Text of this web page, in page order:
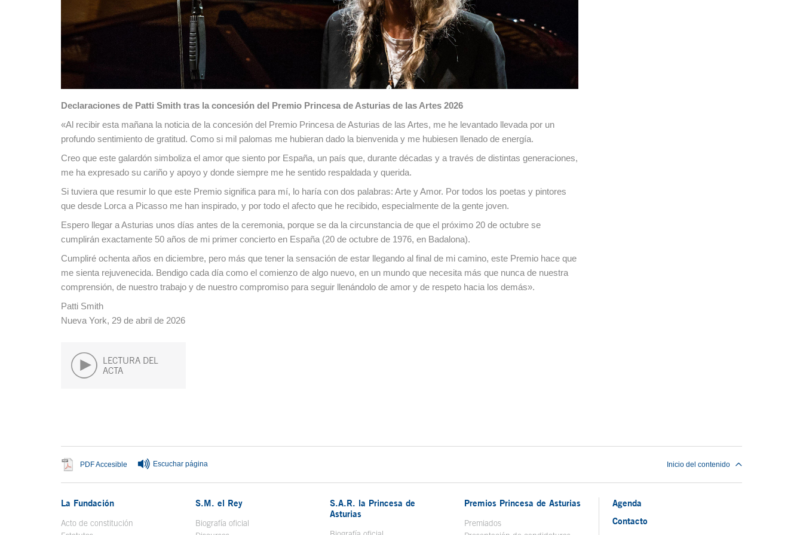
Declaraciones de Patti Smith tras la concesión del Premio Princesa de Asturias de las Artes 2026
«Al recibir esta mañana la noticia de la concesión del Premio Princesa de Asturias de las Artes, me he levantado llevada por un
profundo sentimiento de gratitud. Como si mil palomas me hubieran dado la bienvenida y me hubiesen llenado de energía.
Creo que este galardón simboliza el amor que siento por España, un país que, durante décadas y a través de distintas generaciones,
me ha expresado su cariño y apoyo y donde siempre me he sentido respaldada y querida.
Si tuviera que resumir lo que este Premio significa para mí, lo haría con dos palabras: Arte y Amor. Por todos los poetas y pintores
que desde Lorca a Picasso me han inspirado, y por todo el afecto que he recibido, especialmente de la gente joven.
Espero llegar a Asturias unos días antes de la ceremonia, porque se da la circunstancia de que el próximo 20 de octubre se
cumplirán exactamente 50 años de mi primer concierto en España (20 de octubre de 1976, en Badalona).
Cumpliré ochenta años en diciembre, pero más que tener la sensación de estar llegando al final de mi camino, este Premio hace que
me sienta rejuvenecida. Bendigo cada día como el comienzo de algo nuevo, en un mundo que necesita más que nunca de nuestra
comprensión, de nuestro trabajo y de nuestro compromiso para seguir llenándolo de amor y de respeto hacia los demás».
Patti Smith
Nueva York, 29 de abril de 2026
LECTURA DEL
ACTA
PDF Accesible Se abre en ventana nueva
Escuchar página Inicio del contenido
La Fundación
Acto de constitución
S.M. el Rey
Biografía oficial
S.A.R. la Princesa de
Asturias
Premios Princesa de Asturias
Premiados
Agenda
Contacto